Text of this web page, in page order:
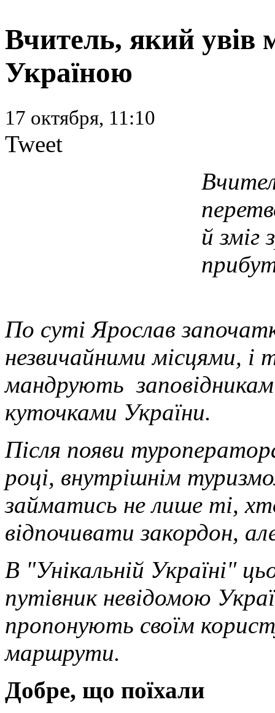
Вчитель, який увів
Україною
17 октября, 11:10
Tweet
й зміг
По суті Ярослав
незвичайними місцями, і
мандрують
куточками України.
Після появи
році, внутрішнім
займатись не лише ті,
відпочивати закордон,
В "Унікальній Україні"
путівник невідомою
пропонують своїм
маршрути.
Добре, що поїхали